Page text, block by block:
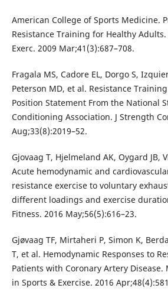
American College of Sports Medicine.
Resistance Training for Healthy Adults.
Exerc. 2009 Mar;41(3):687–708.
Fragala MS, Cadore EL, Dorgo S,
Peterson MD, et al. Resistance
Position Statement From the National
Conditioning Association. J Strength
Aug;33(8):2019–52.
Gjovaag T, Hjelmeland AK, Oygard JB,
Acute hemodynamic and
resistance exercise to voluntary
different loadings and exercise
Fitness. 2016 May;56(5):616–23.
Gjøvaag TF, Mirtaheri P, Simon K,
T, et al. Hemodynamic Responses to
Patients with Coronary Artery Disease.
in Sports & Exercise. 2016